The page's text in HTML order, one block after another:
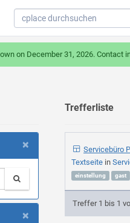
on December 31, 2026. Contact
×
×
Trefferliste
Servicebüro
Textseite in
einstellung
gast
Treffer 1 bis 1